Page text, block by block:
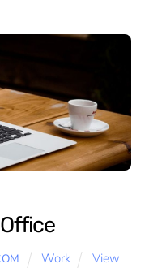
Work View